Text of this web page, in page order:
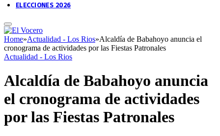
ELECCIONES 2026
Home»Actualidad - Los Rios»Alcaldía de Babahoyo anuncia el
cronograma de actividades por las Fiestas Patronales
Actualidad - Los Rios
Alcaldía de Babahoyo anuncia
el cronograma de actividades
por las Fiestas Patronales